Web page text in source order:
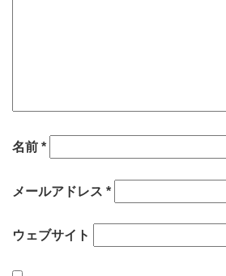
名前 *
メールアドレス *
ウェブサイト